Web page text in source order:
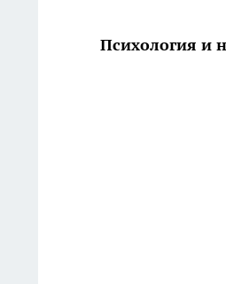
Психология и